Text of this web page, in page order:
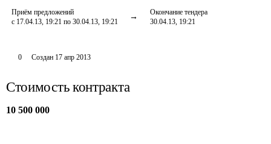
Приём предложений
с 17.04.13, 19:21 по 30.04.13, 19:21
Окончание тендера
30.04.13, 19:21
0 Создан 17 апр 2013
Стоимость контракта
10 500 000